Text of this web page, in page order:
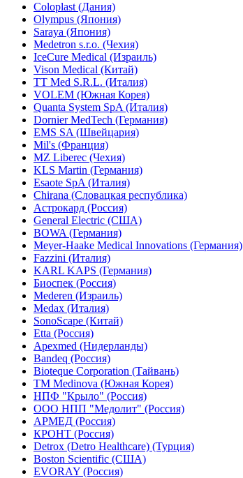
Coloplast (Дания)
Olympus (Япония)
Saraya (Япония)
Medetron s.r.o. (Чехия)
IceCure Medical (Израиль)
Vison Medical (Китай)
TT Med S.R.L. (Италия)
VOLEM (Южная Корея)
Quanta System SpA (Италия)
Dornier MedTech (Германия)
EMS SA (Швейцария)
Mil's (Франция)
MZ Liberec (Чехия)
KLS Martin (Германия)
Esaote SpA (Италия)
Chirana (Словацкая республика)
Астрокард (Россия)
General Electric (США)
BOWA (Германия)
Meyer-Haake Medical Innovations (Германия)
Fazzini (Италия)
KARL KAPS (Германия)
Биоспек (Россия)
Mederen (Израиль)
Medax (Италия)
SonoScape (Китай)
Etta (Россия)
Apexmed (Нидерланды)
Bandeq (Россия)
Bioteque Corporation (Тайвань)
TM Medinova (Южная Корея)
НПФ "Крыло" (Россия)
ООО НПП "Медолит" (Россия)
АРМЕД (Россия)
КРОНТ (Россия)
Detrox (Detro Healthcare) (Турция)
Boston Scientific (США)
EVORAY (Россия)